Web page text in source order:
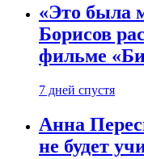
«Это была
Борисов
фильме
7 дней спустя
Анна
не будет